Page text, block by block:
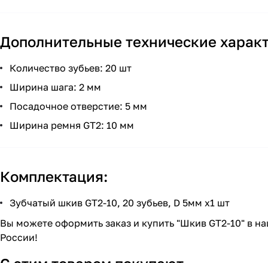
Дополнительные технические
Количество зубьев: 20 шт
Ширина шага: 2 мм
Посадочное отверстие: 5 мм
Ширина ремня GT2: 10 мм
Комплектация:
Зубчатый шкив GT2-10, 20 зубьев, D 5мм x1 шт
Вы можете оформить заказ и купить "Шкив GT2-10" в
России!